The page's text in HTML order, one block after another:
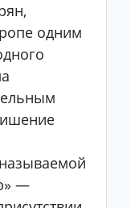
одним
—